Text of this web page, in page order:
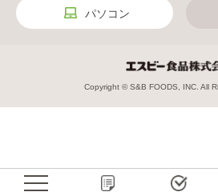
パソコン
Copyright © S&B FOODS, INC. All